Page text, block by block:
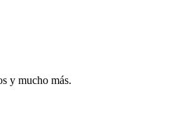
y mucho más.